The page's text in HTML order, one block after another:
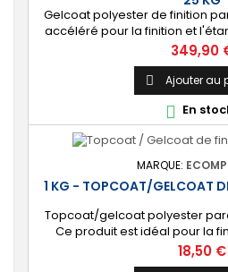
Gelcoat polyester de finition
accéléré pour la finition et
bassins. [Finition] : Fournit une
brillante qualité immersion.
stratification résine et fibre
catalyseur
Prix
349,90
 Ajouter au
 En
MARQUE:
1 KG - TOPCOAT/GELCOAT
Topcoat/gelcoat polyester
Ce produit est idéal pour la
l’étanchéité de tout
bateau, pièce technique,
Prix
18,50 €